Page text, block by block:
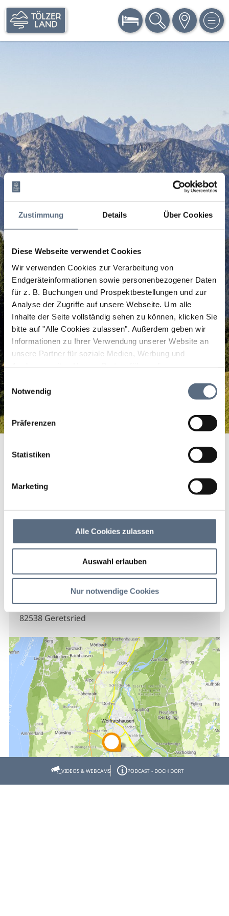
Zustimmung Details Über Cookies
Diese Webseite verwendet Cookies
Wir verwenden Cookies zur Verarbeitung von
Endgeräteinformationen sowie personenbezogener Daten
für z. B. Buchungen und Prospektbestellungen und zur
Analyse der Zugriffe auf unsere Webseite. Um alle
Inhalte der Seite vollständig sehen zu können, klicken Sie
bitte auf "Alle Cookies zulassen". Außerdem geben wir
Informationen zu Ihrer Verwendung unserer Website an
unsere Partner für soziale Medien, Werbung und
zusammen, die Sie ihnen bereitgestellt haben oder die
sie im Rahmen Ihrer Nutzung der Dienste gesammelt
Einwilligungsauswahl
Notwendig
Präferenzen
Statistiken
Marketing
Alle Cookies zulassen
Auswahl erlauben
Nur notwendige Cookies
BUCHEN SUCHE KARTE MENÜ
Hotel Gasthof Neu Wirt
Kontakt
Hotel Gasthof Neu Wirt
Wolfratshauser Straße 24
82538 Geretsried
VIDEOS & WEBCAMS PODCAST - DOCH DORT